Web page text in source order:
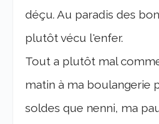
déçu. Au paradis des
plutôt vécu l'enfer.
Tout a plutôt mal
matin à ma boulangerie
soldes que nenni, ma